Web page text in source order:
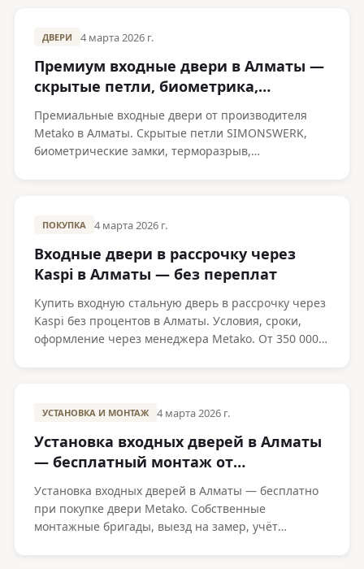
ДВЕРИ 4 марта 2026 г.
Премиум входные двери в Алматы —
скрытые петли, биометрика,
терморазрыв
Премиальные входные двери от производителя
Metako в Алматы. Скрытые петли SIMONSWERK,
биометрические замки, терморазрыв,
ПОКУПКА 4 марта 2026 г.
Входные двери в рассрочку через
Kaspi в Алматы — без переплат
Купить входную стальную дверь в рассрочку через
Kaspi без процентов в Алматы. Условия, сроки,
оформление через менеджера Metako. От 350 000 ₸
УСТАНОВКА И МОНТАЖ 4 марта 2026 г.
Установка входных дверей в Алматы
— бесплатный монтаж от
производителя Metako
Установка входных дверей в Алматы — бесплатно
при покупке двери Metako. Собственные
монтажные бригады, выезд на замер, учёт